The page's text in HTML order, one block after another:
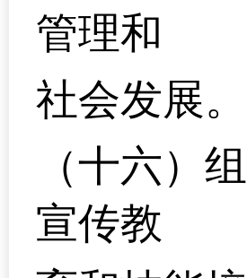
管理和
社会发展。
（十六）
宣传教